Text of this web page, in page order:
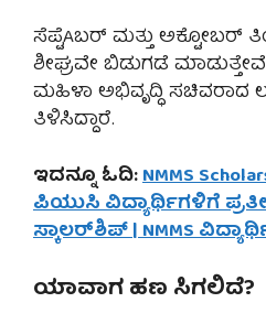
ಸೆಪ್ಟೆAಬರ್ ಮತ್ತು ಅಕ್ಟೋಬರ್
ಶೀಘ್ರವೇ ಬಿಡುಗಡೆ
ಮಹಿಳಾ ಅಭಿವೃದ್ಧಿ ಸಚಿವರಾದ
ತಿಳಿಸಿದ್ದಾರೆ.
ಇದನ್ನೂ ಓದಿ:NMMS
ಪಿಯುಸಿ ವಿದ್ಯಾರ್ಥಿಗಳಿಗೆ
ಸ್ಕಾಲರ್‌ಶಿಪ್ | NMMS
ಯಾವಾಗ ಹಣ ಸಿಗಲಿದೆ?